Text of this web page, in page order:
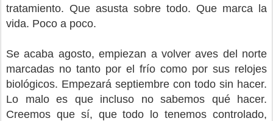
tratamiento. Que asusta sobre todo. Que marca la
vida. Poco a poco.
Se acaba agosto, empiezan a volver aves del norte
marcadas no tanto por el frío como por sus relojes
biológicos. Empezará septiembre con todo sin hacer.
Lo malo es que incluso no sabemos qué hacer.
Creemos que sí, que todo lo tenemos controlado,